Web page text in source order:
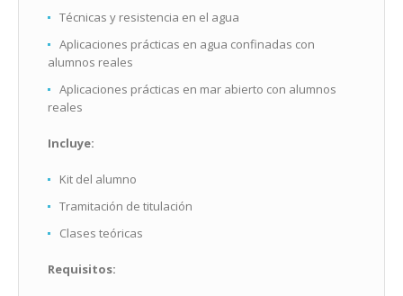
Técnicas y resistencia en el agua
Aplicaciones prácticas en agua confinadas con
alumnos reales
Aplicaciones prácticas en mar abierto con alumnos
reales
Incluye:
Kit del alumno
Tramitación de titulación
Clases teóricas
Requisitos: